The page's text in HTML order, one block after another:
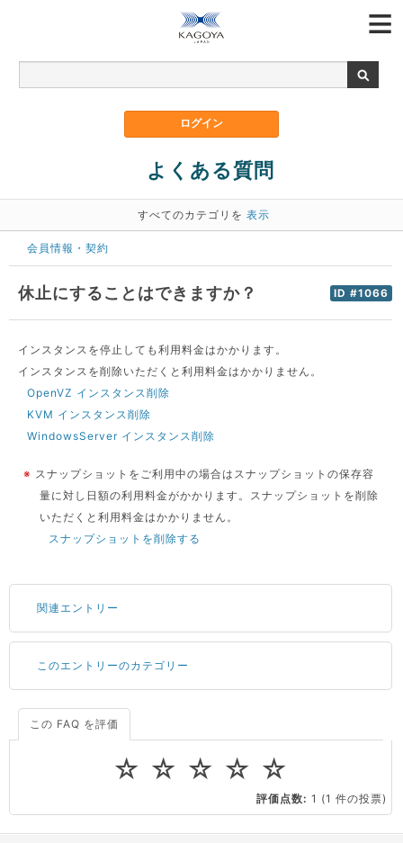
よくある質問
すべてのカテゴリを 表示
会員情報・契約
ID #1066
休止にすることはできますか？
インスタンスを停止しても利用料金はかかります。
インスタンスを削除いただくと利用料金はかかりません。
OpenVZ インスタンス削除
KVM インスタンス削除
WindowsServer インスタンス削除
※ スナップショットをご利用中の場合はスナップショットの保存容
量に対し日額の利用料金がかかります。スナップショットを削除
いただくと利用料金はかかりません。
スナップショットを削除する
関連エントリー
サーバーが重いので調査してほしい
一つの IP アドレスに複数のウェブサイトを公開したい
CPUやメモリをアップグレードしたい
virtio とは何ですか？
ストレージ容量を追加できますか？
このエントリーのカテゴリー
会員情報・契約
この FAQ を評価
☆
☆
☆
☆
☆
評価点数: 1 (1 件の投票)